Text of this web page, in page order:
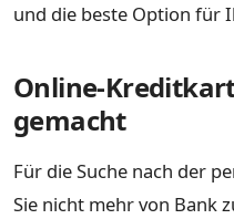
und die beste Option für
Online-
gemacht
Für die Suche nach der
Sie nicht mehr von Bank